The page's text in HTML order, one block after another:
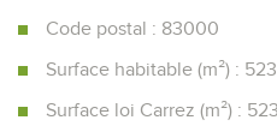
Code postal : 83000
Surface habitable (m²) :
Surface loi Carrez (m²) :